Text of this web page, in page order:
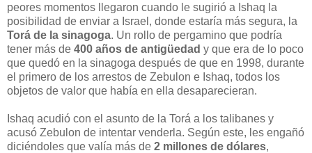
peores momentos llegaron cuando le sugirió a Ishaq la
posibilidad de enviar a Israel, donde estaría más segura, la
Torá de la sinagoga. Un rollo de pergamino que podría
tener más de 400 años de antigüedad y que era de lo poco
que quedó en la sinagoga después de que en 1998, durante
el primero de los arrestos de Zebulon e Ishaq, todos los
objetos de valor que había en ella desaparecieran.
Ishaq acudió con el asunto de la Torá a los talibanes y
acusó Zebulon de intentar venderla. Según este, les engañó
diciéndoles que valía más de 2 millones de dólares,